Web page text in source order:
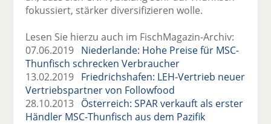
fokussiert, stärker diversifizieren wolle.
Lesen Sie hierzu auch im FischMagazin-Archiv:
07.06.2019 Niederlande: Hohe Preise für MSC-
Thunfisch schrecken Verbraucher
13.02.2019 Friedrichshafen: LEH-Vertrieb neuer
Vertriebspartner von Followfood
28.10.2013 Österreich: SPAR verkauft als erster
Händler MSC-Thunfisch aus dem Pazifik